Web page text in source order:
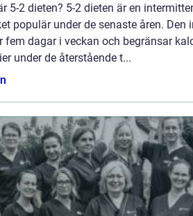
5-2 dieten? 5-2 dieten är en
populär under de senaste åren.
fem dagar i veckan och begränsar
under de återstående t...